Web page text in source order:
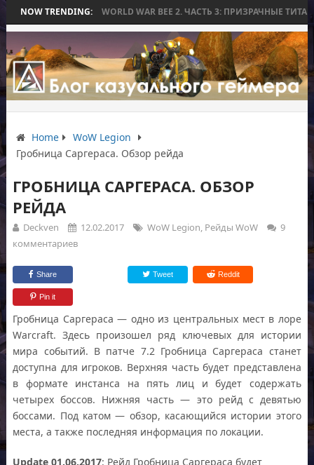
NOW TRENDING:
WORLD WAR BEE 2. ЧАСТЬ 3: ПРИЗРАЧНЫЕ ТИТАНЫ И ОСАДА НА
Home
WoW Legion
Гробница Саргераса. Обзор рейда
ГРОБНИЦА САРГЕРАСА. ОБЗОР
РЕЙДА
Deckven 12.02.2017 WoW Legion Рейды WoW
9
комментариев
Share Tweet Reddit
Pin it
Гробница Саргераса — одно из центральных мест в лоре
Warcraft. Здесь произошел ряд ключевых для истории
мира событий. В патче 7.2 Гробница Саргераса станет
доступна для игроков. Верхняя часть будет представлена
в формате инстанса на пять лиц и будет содержать
четырех боссов. Нижняя часть — это рейд с девятью
боссами. Под катом — обзор, касающийся истории этого
места, а также последняя информация по локации.
Update 01.06.2017: Рейд Гробница Саргераса будет